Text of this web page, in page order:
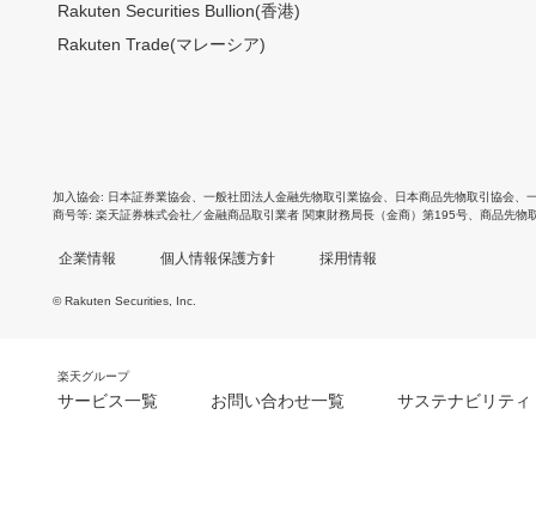
Rakuten Securities Bullion(香港)
Rakuten Trade(マレーシア)
加入協会 日本証券業協会 一般社団法人金融先物取引業協会 日本商品先物取引協会
商号等 楽天証券株式会社／金融商品取引業者 関東財務局長（金商）第195号、商品先物
企業情報 個人情報保護方針 採用情報
© Rakuten Securities, Inc.
楽天グループ
サービス一覧 お問い合わせ一覧 サステナビリティ